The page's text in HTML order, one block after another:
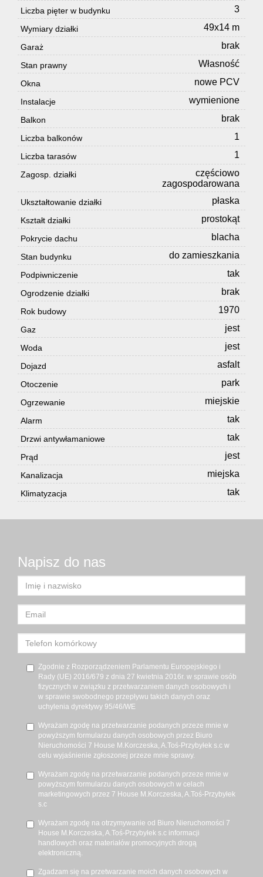
Liczba pięter w budynku 3
Wymiary działki 49x14 m
Garaż brak
Stan prawny Własność
Okna nowe PCV
Instalacje wymienione
Balkon brak
Liczba balkonów 1
Liczba tarasów 1
Zagosp. działki
częściowo
zagospodarowana
Ukształtowanie działki płaska
Kształt działki prostokąt
Pokrycie dachu blacha
Stan budynku do zamieszkania
Podpiwniczenie tak
Ogrodzenie działki brak
Rok budowy 1970
Gaz jest
Woda jest
Dojazd asfalt
Otoczenie park
Ogrzewanie miejskie
Alarm tak
Drzwi antywłamaniowe tak
Prąd jest
Kanalizacja miejska
Klimatyzacja tak
Napisz do nas
Zgodnie z Rozporządzeniem Parlamentu Europejskiego i
Rady (UE) 2016/679 z dnia 27 kwietnia 2016r. w sprawie osób
fizycznych w związku z przetwarzaniem danych osobowych i
w sprawie swobodnego przepływu takich danych oraz
uchylenia dyrektywy 95/46/WE
Wyrażam zgodę na przetwarzanie podanych przeze mnie w
powyższym formularzu danych osobowych przez Biuro
Nieruchomości 7 House M.Korczeska, A.Toś-Przybyłek s.c w
celu wyjaśnienie zgłoszonej przeze mnie sprawy.
Wyrażam zgodę na przetwarzanie podanych przeze mnie w
powyższym formularzu danych osobowych w celach
marketingowych przez 7 House M.Korczeska, A.Toś-Przybyłek
s.c
Wyrażam zgodę na otrzymywanie od Biuro Nieruchomości 7
House M.Korczeska, A.Toś-Przybyłek s.c informacji
handlowych oraz materiałów promocyjnych drogą
elektroniczną.
Zgadzam się na przetwarzanie moich danych osobowych w